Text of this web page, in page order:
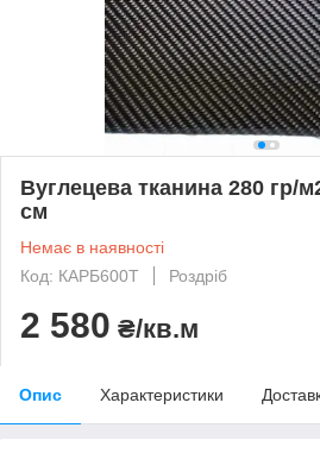
Вуглецева тканина 280 гр/
см
Немає в наявності
Код: КАРБ600T
Роздріб
2 580 ₴/кв.м
Опис Характеристики